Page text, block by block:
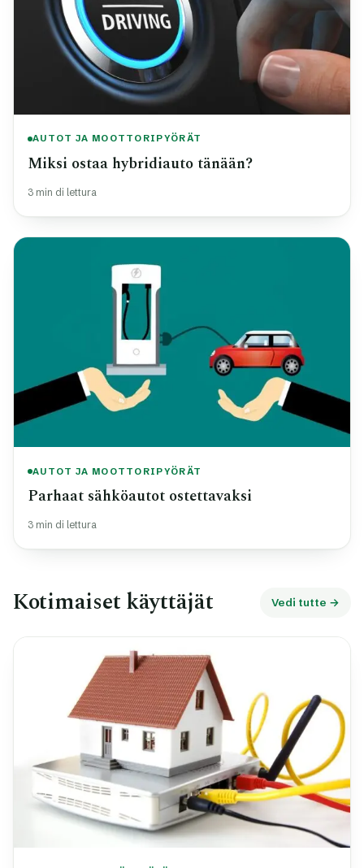
AUTOT JA MOOTTORIPYÖRÄT
Miksi ostaa hybridiauto tänään?
3 min di lettura
AUTOT JA MOOTTORIPYÖRÄT
Parhaat sähköautot ostettavaksi
3 min di lettura
Kotimaiset käyttäjät Vedi tutte →